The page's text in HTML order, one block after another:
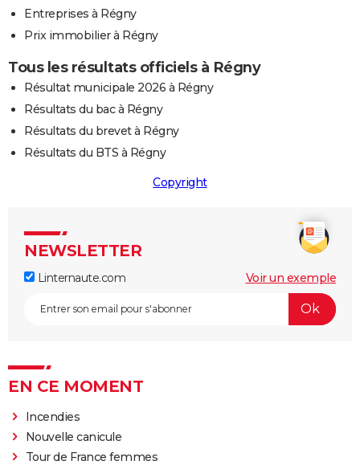
Entreprises à Régny
Prix immobilier à Régny
Tous les résultats officiels à Régny
Résultat municipale 2026 à Régny
Résultats du bac à Régny
Résultats du brevet à Régny
Résultats du BTS à Régny
Copyright
NEWSLETTER
Linternaute.com Voir un exemple
EN CE MOMENT
Incendies
Nouvelle canicule
Tour de France femmes